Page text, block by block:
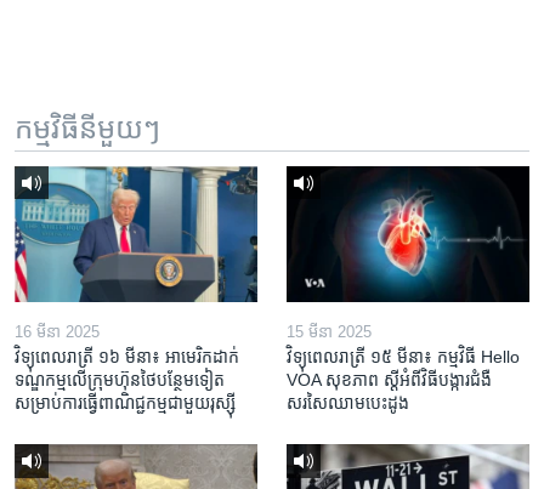
កម្មវិធី​នីមួយៗ
16 មីនា 2025
វិទ្យុពេលរាត្រី ១៦ មីនា៖ អាមេរិក​ដាក់​
ទណ្ឌកម្ម​លើ​ក្រុមហ៊ុន​ថៃ​បន្ថែម​ទៀត​
សម្រាប់​ការ​ធ្វើ​ពាណិជ្ជកម្ម​ជាមួយ​រុស្ស៊ី
15 មីនា 2025
វិទ្យុពេលរាត្រី ១៥ មីនា៖ កម្មវិធី ​Hello
VOA សុខភាព ស្ដី​អំពី​វិធី​បង្ការ​ជំងឺ​
សរសៃ​ឈាម​បេះដូង